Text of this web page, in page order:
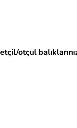
otçul